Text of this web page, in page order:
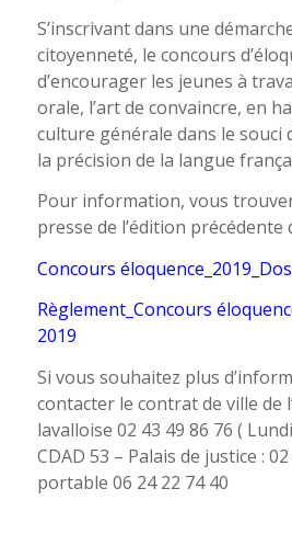
S’inscrivant dans une
citoyenneté, le concours
d’encourager les jeunes à
orale, l’art de convaincre, en
culture générale dans le souci
la précision de la langue
Pour information, vous
presse de l’édition précédente
Concours
Règlement_Concours
2019
Si vous souhaitez plus
contacter le contrat de ville de
lavalloise 02 43 49 86 76 (
CDAD 53 – Palais de justice :
portable 06 24 22 74 40